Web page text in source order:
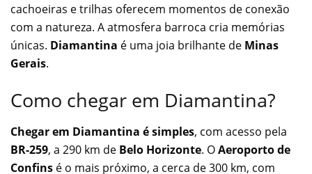
cachoeiras e trilhas oferecem momentos de conexão
com a natureza. A atmosfera barroca cria memórias
únicas. Diamantina é uma joia brilhante de Minas
Gerais.
Como chegar em Diamantina?
Chegar em Diamantina é simples, com acesso pela
BR-259, a 290 km de Belo Horizonte. OAeroporto de
Confins é o mais próximo, a cerca de 300 km, com